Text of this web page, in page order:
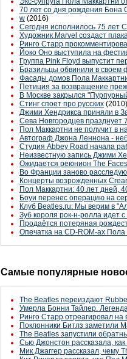
70 лет со дня рождения Бона
w (2016)
Сегодня исполнилось 75 лет
Художник Marvel создаст
Ринго Старр
Йоко Оно выступила на
Группа Pink Floyd выпустит
Бразильцы обвинили в своем
Фасады домов Пола
Петиция за возвращение
В Москве закрылся
Стинг споет про русских (2010)
Джими Хендрикса приняли в
Сева Новгородцев празднует
Пол Маккартни не получит в
Автограф Джона Леннона -
Студия Abbey Road начала
Неизвестную запись Джими
Ожидается реюнион The Faces
Во Франции заново
Концерты возрожденных
Пол Маккартни: 40 лет дней,
Боуи перенес операцию на
Клуб Beatles.ru: Мы верим в
Зуб короля рок-н-ролла идет
Продаётся потеряная
Опечатка на CD-ROM-ах Пола
Самые популярные
The Beatles переиздают
Умерла Бонни Тайлер.
Ринго Старр отреагировал на
Поклонники Битлз заметили
The Beatles запустили
Сью Джонстон рассказала,
Мик Джаггер рассказал, чему